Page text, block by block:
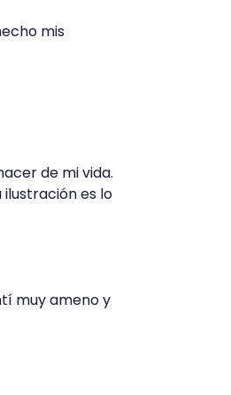
mis
de mi vida.
es lo
muy ameno y